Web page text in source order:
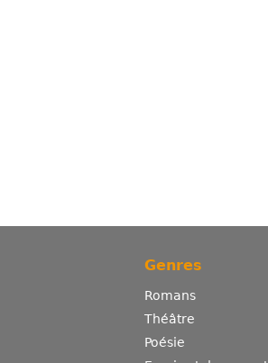
Genres
Romans
Théâtre
Poésie